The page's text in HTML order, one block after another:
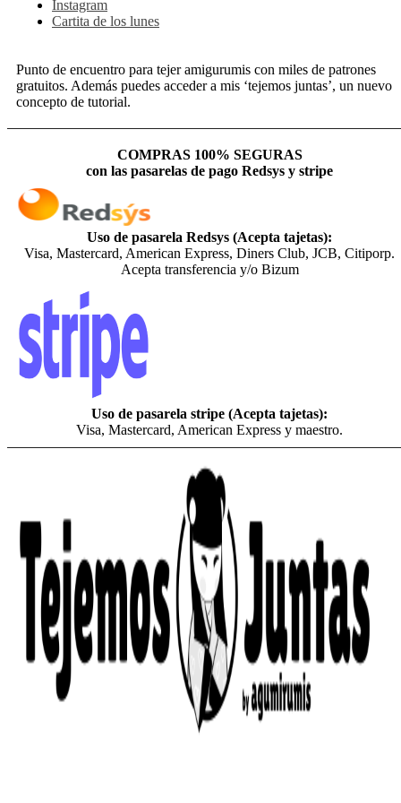
Instagram
Cartita de los lunes
Punto de encuentro para tejer amigurumis con miles de patrones
gratuitos. Además puedes acceder a mis ‘tejemos juntas’, un nuevo
concepto de tutorial.
COMPRAS 100% SEGURAS
con las pasarelas de pago Redsys y stripe
Uso de pasarela Redsys (Acepta tajetas):
Visa, Mastercard, American Express, Diners Club, JCB, Citiporp.
Acepta transferencia y/o Bizum
Uso de pasarela stripe (Acepta tajetas):
Visa, Mastercard, American Express y maestro.